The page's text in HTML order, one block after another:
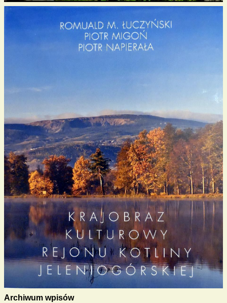
Archiwum wpisów